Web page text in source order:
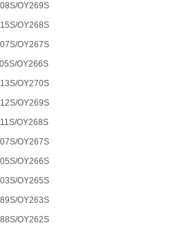
OY269S
OY268S
OY267S
OY266S
OY270S
OY269S
OY268S
OY267S
OY266S
OY265S
OY263S
OY262S